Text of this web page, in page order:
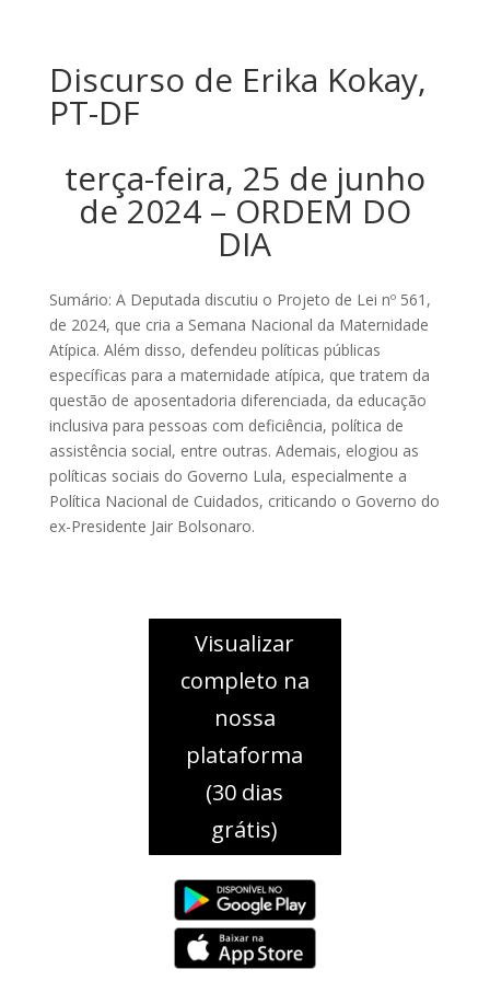
Discurso de Erika Kokay,
PT-DF
terça-feira, 25 de junho
de 2024 – ORDEM DO
DIA
Sumário: A Deputada discutiu o Projeto de Lei nº 561,
de 2024, que cria a Semana Nacional da Maternidade
Atípica. Além disso, defendeu políticas públicas
específicas para a maternidade atípica, que tratem da
questão de aposentadoria diferenciada, da educação
inclusiva para pessoas com deficiência, política de
assistência social, entre outras. Ademais, elogiou as
políticas sociais do Governo Lula, especialmente a
Política Nacional de Cuidados, criticando o Governo do
ex-Presidente Jair Bolsonaro.
Visualizar
completo na
nossa
plataforma
(30 dias
grátis)